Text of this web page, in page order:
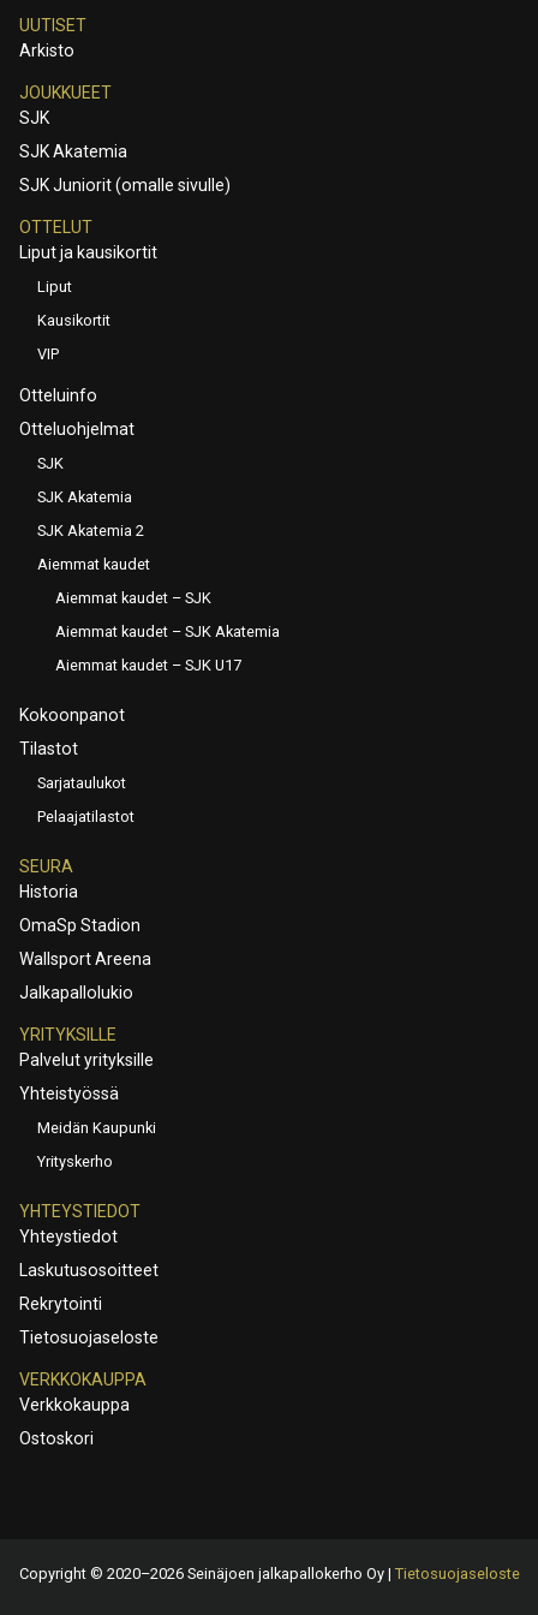
UUTISET
Arkisto
JOUKKUEET
SJK
SJK Akatemia
SJK Juniorit (omalle sivulle)
OTTELUT
Liput ja kausikortit
Liput
Kausikortit
VIP
Otteluinfo
Otteluohjelmat
SJK
SJK Akatemia
SJK Akatemia 2
Aiemmat kaudet
Aiemmat kaudet – SJK
Aiemmat kaudet – SJK Akatemia
Aiemmat kaudet – SJK U17
Kokoonpanot
Tilastot
Sarjataulukot
Pelaajatilastot
SEURA
Historia
OmaSp Stadion
Wallsport Areena
Jalkapallolukio
YRITYKSILLE
Palvelut yrityksille
Yhteistyössä
Meidän Kaupunki
Yrityskerho
YHTEYSTIEDOT
Yhteystiedot
Laskutusosoitteet
Rekrytointi
Tietosuojaseloste
VERKKOKAUPPA
Verkkokauppa
Ostoskori
Copyright © 2020–2026 Seinäjoen jalkapallokerho Oy | Tietosuojaseloste